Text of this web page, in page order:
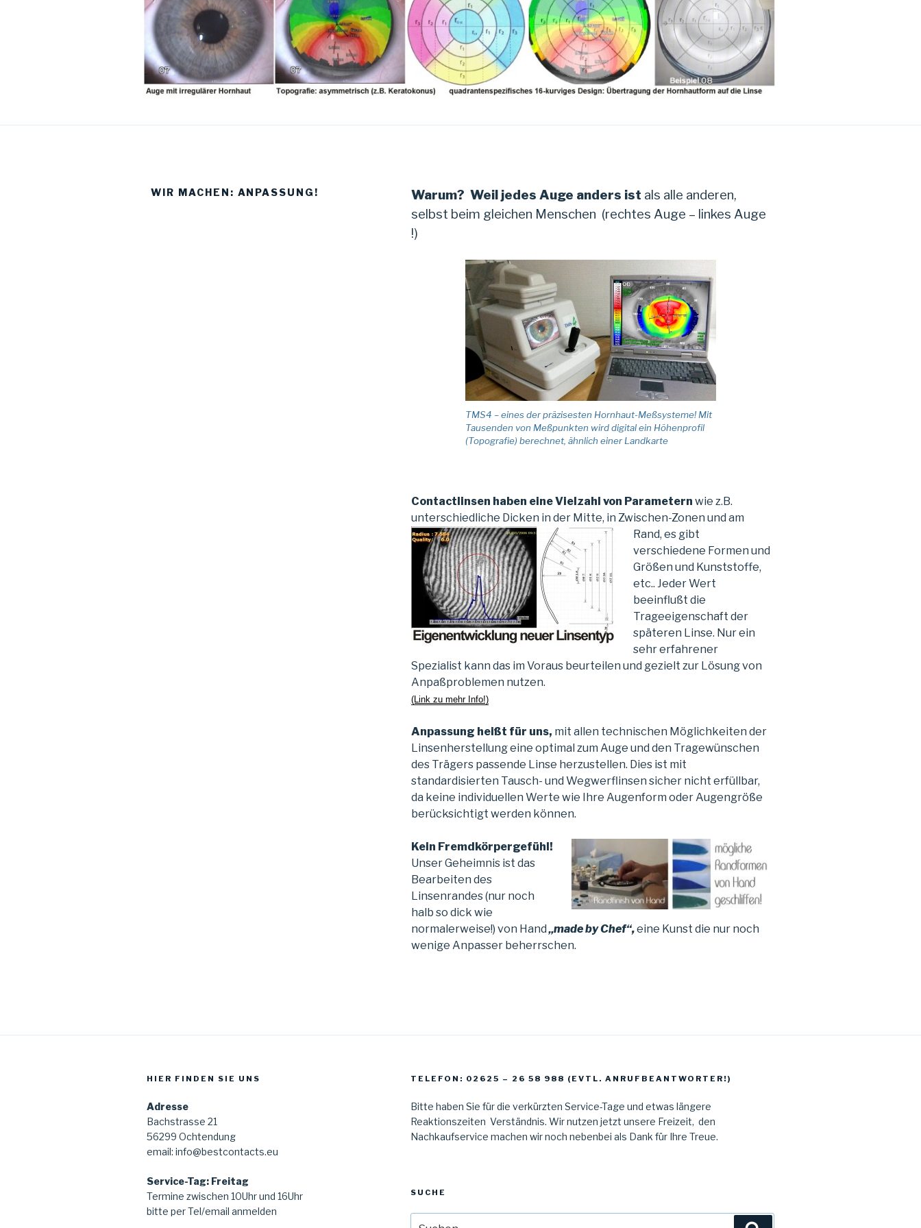
WIR MACHEN: ANPASSUNG! Warum? Weil jedes Auge anders ist als alle anderen,
selbst beim gleichen Menschen (rechtes Auge – linkes Auge
!)
TMS4 – eines der präzisesten Hornhaut-Meßsysteme! Mit
Tausenden von Meßpunkten wird digital ein Höhenprofil
(Topografie) berechnet, ähnlich einer Landkarte
Contactlinsen haben eine Vielzahl von Parametern wie z.B.
unterschiedliche Dicken in der Mitte, in Zwischen-Zonen und am
Rand, es gibt
verschiedene Formen und
Größen und Kunststoffe,
etc.. Jeder Wert
beeinflußt die
Trageeigenschaft der
späteren Linse. Nur ein
sehr erfahrener
Spezialist kann das im Voraus beurteilen und gezielt zur Lösung von
Anpaßproblemen nutzen.
(Link zu mehr Info!)
Anpassung heißt für uns, mit allen technischen Möglichkeiten der
Linsenherstellung eine optimal zum Auge und den Tragewünschen
des Trägers passende Linse herzustellen. Dies ist mit
standardisierten Tausch- und Wegwerflinsen sicher nicht erfüllbar,
da keine individuellen Werte wie Ihre Augenform oder Augengröße
berücksichtigt werden können.
Kein Fremdkörpergefühl!
Unser Geheimnis ist das
Bearbeiten des
Linsenrandes (nur noch
halb so dick wie
normalerweise!) von Hand„made by Chef“,eine Kunst die nur noch
wenige Anpasser beherrschen.
HIER FINDEN SIE UNS
Adresse
Bachstrasse 21
56299 Ochtendung
email: info@bestcontacts.eu
Service-Tag: Freitag
Termine zwischen 10Uhr und 16Uhr
bitte per Tel/email anmelden
TELEFON: 02625 – 26 58 988 (EVTL. ANRUFBEANTWORTER!)
Bitte haben Sie für die verkürzten Service-Tage und etwas längere
Reaktionszeiten Verständnis. Wir nutzen jetzt unsere Freizeit, den
Nachkaufservice machen wir noch nebenbei als Dank für Ihre Treue.
SUCHE